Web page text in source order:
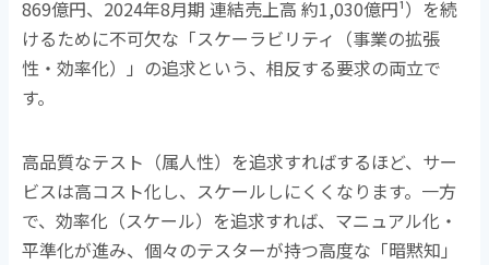
869億円、 2024年8月期 連結売上高 約1,030億円¹）を続
けるために不可欠な「スケーラビリティ（事業の拡張
性・効率化）」の追求という、相反する要求の両立で
す。
高品質なテスト（属人性）を追求すればするほど、サー
ビスは高コスト化し、スケールしにくくなります。一方
で、効率化（スケール）を追求すれば、マニュアル化・
平準化が進み、個々のテスターが持つ高度な「暗黙知」